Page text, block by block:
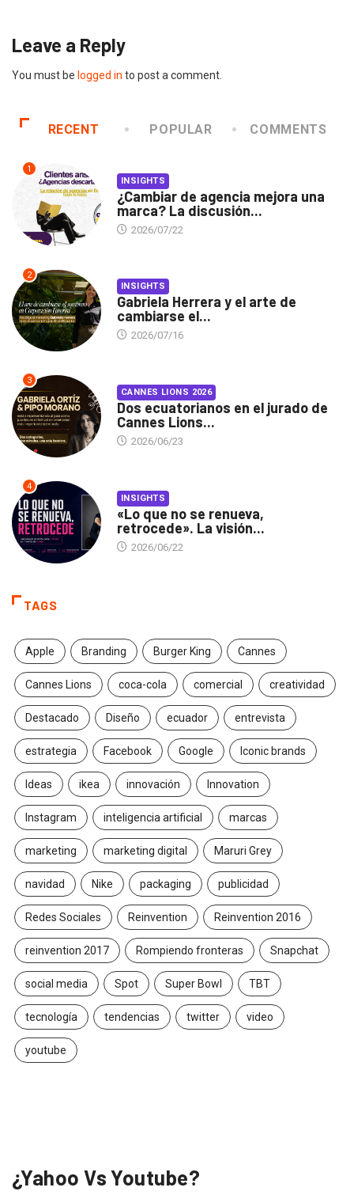
Leave a Reply
You must be logged in to post a comment.
RECENT POPULAR COMMENTS
1
INSIGHTS
¿Cambiar de agencia mejora una
marca? La discusión...
2026/07/22
2
INSIGHTS
Gabriela Herrera y el arte de
cambiarse el...
2026/07/16
3
CANNES LIONS 2026
Dos ecuatorianos en el jurado de
Cannes Lions...
2026/06/23
4
INSIGHTS
«Lo que no se renueva,
retrocede». La visión...
2026/06/22
TAGS
Apple Branding Burger King Cannes
Cannes Lions coca-cola comercial creatividad
Destacado Diseño ecuador entrevista
estrategia Facebook Google Iconic brands
Ideas ikea innovación Innovation
Instagram inteligencia artificial marcas
marketing marketing digital Maruri Grey
navidad Nike packaging publicidad
Redes Sociales Reinvention Reinvention 2016
reinvention 2017 Rompiendo fronteras Snapchat
social media Spot Super Bowl TBT
tecnología tendencias twitter video
youtube
¿Yahoo Vs Youtube?